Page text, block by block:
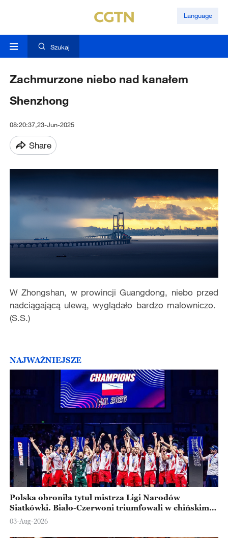
Language
Szukaj
Zachmurzone niebo nad kanałem
Shenzhong
08:20:37,23-Jun-2025
Share
W Zhongshan, w prowincji Guangdong, niebo przed
nadciągającą ulewą, wyglądało bardzo malowniczo.
(S.S.)
NAJWAŻNIEJSZE
Polska obroniła tytuł mistrza Ligi Narodów
Siatkówki. Biało-Czerwoni triumfowali w chińskim
Ningbo
03-Aug-2026